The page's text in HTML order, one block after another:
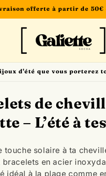
offerte à partir de 50€
d'été que vous porterez
de
– L’été à
touche solaire à ta
bracelets en acier
idéal à la plage comme